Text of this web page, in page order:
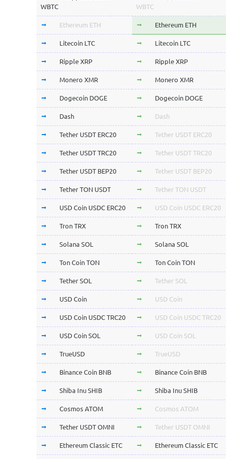
WBTC
WBTC
Ethereum ETH Ethereum ETH
Litecoin LTC Litecoin LTC
Ripple XRP Ripple XRP
Monero XMR Monero XMR
Dogecoin DOGE Dogecoin DOGE
Dash Dash
Tether USDT ERC20 Tether USDT ERC20
Tether USDT TRC20 Tether USDT TRC20
Tether USDT BEP20 Tether USDT BEP20
Tether TON USDT Tether TON USDT
USD Coin USDC ERC20 USD Coin USDC ERC20
Tron TRX Tron TRX
Solana SOL Solana SOL
Ton Coin TON Ton Coin TON
Tether SOL Tether SOL
USD Coin USD Coin
USD Coin USDC TRC20 USD Coin USDC TRC20
USD Coin SOL USD Coin SOL
TrueUSD TrueUSD
Binance Coin BNB Binance Coin BNB
Shiba Inu SHIB Shiba Inu SHIB
Cosmos ATOM Cosmos ATOM
Tether USDT OMNI Tether USDT OMNI
Ethereum Classic ETC Ethereum Classic ETC